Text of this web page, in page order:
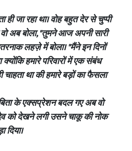
जा रहा था। वोह बहुत देर से चुप्पी
अब बोला, "तुमने आज अपनी सारी
लहज़े में बोला। "मैंने इन दिनों
हमारे परिवारों में एक संबंध
था की हमारे बड़ों का फैसला
के एक्सप्रेशन बदल गए अब वो
को देखने लगी उसने चाकू की नोक
दिया।